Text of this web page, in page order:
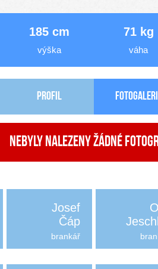
185 cm
výška
71 kg
váha
Profil
Nebyly nalezeny žádné
Josef
Čáp
brankář